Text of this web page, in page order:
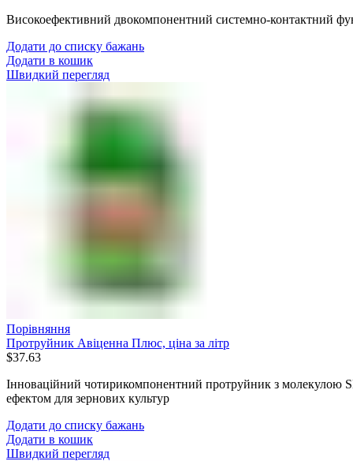
Високоефективний двокомпонентний системно-контактний
Додати до списку бажань
Додати в кошик
Швидкий перегляд
Порівняння
Протруйник Авіценна Плюс, ціна за літр
$37.63
Інноваційний чотирикомпонентний протруйник з молекулою
ефектом для зернових культур
Додати до списку бажань
Додати в кошик
Швидкий перегляд